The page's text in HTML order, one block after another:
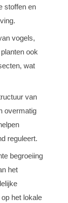
stoffen en
vogels,
ook
wat
van
overmatig
reguleert.
begroeiing
het
het lokale